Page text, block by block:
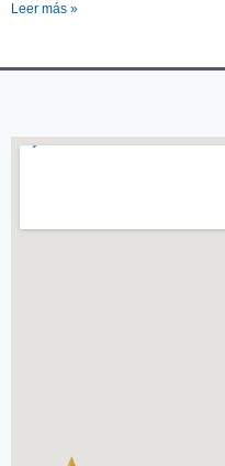
Leer más »